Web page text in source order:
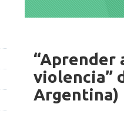
“Aprender
violencia”
Argentina)
Imagen/Afiche
Cuerpo